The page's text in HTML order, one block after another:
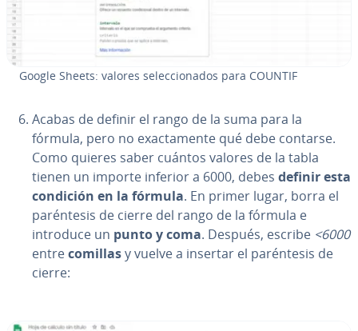
Google Sheets: valores se­le­c­cio­na­dos para COUNTIF
Acabas de definir el rango de la suma para la
fórmula, pero no exac­ta­me­n­te qué debe contarse.
Como quieres saber cuántos valores de la tabla
tienen un importe inferior a 6000, debes definir esta
condición en la fórmula. En primer lugar, borra el
pa­ré­n­te­sis de cierre del rango de la fórmula e
introduce un punto y coma. Después, escribe <6000
entrecomillasy vuelve a insertar el pa­ré­n­te­sis de
cierre: